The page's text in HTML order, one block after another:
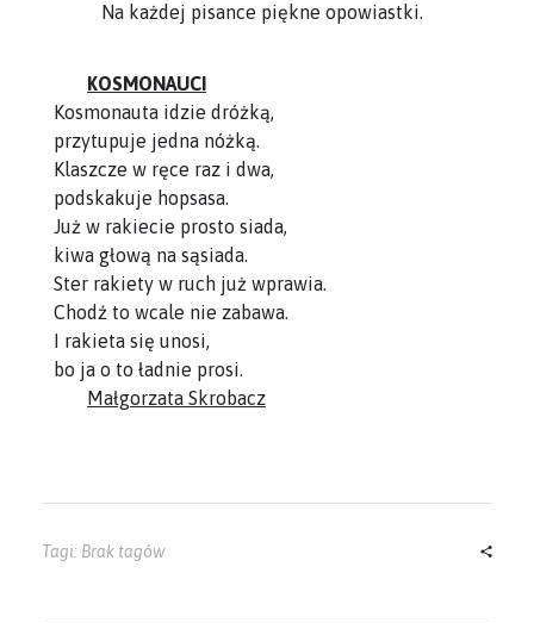
Na każdej pisance piękne opowiastki.
KOSMONAUCI
Kosmonauta idzie dróżką,
przytupuje jedna nóżką.
Klaszcze w ręce raz i dwa,
podskakuje hopsasa.
Już w rakiecie prosto siada,
kiwa głową na sąsiada.
Ster rakiety w ruch już wprawia.
Chodź to wcale nie zabawa.
I rakieta się unosi,
bo ja o to ładnie prosi.
Małgorzata Skrobacz
Tagi: Brak tagów